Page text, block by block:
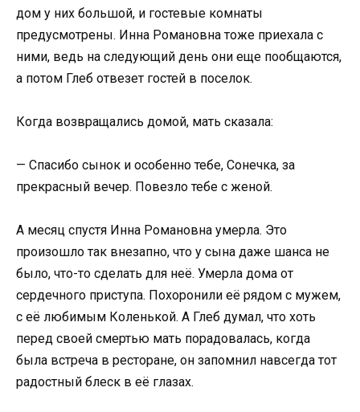
дом у них большой, и гостевые комнаты
предусмотрены. Инна Романовна тоже приехала с
ними, ведь на следующий день они еще пообщаются,
а потом Глеб отвезет гостей в поселок.
Когда возвращались домой, мать сказала:
— Спасибо сынок и особенно тебе, Сонечка, за
прекрасный вечер. Повезло тебе с женой.
А месяц спустя Инна Романовна умерла. Это
произошло так внезапно, что у сына даже шанса не
было, что-то сделать для неё. Умерла дома от
сердечного приступа. Похоронили её рядом с мужем,
с её любимым Коленькой. А Глеб думал, что хоть
перед своей смертью мать порадовалась, когда
была встреча в ресторане, он запомнил навсегда тот
радостный блеск в её глазах.